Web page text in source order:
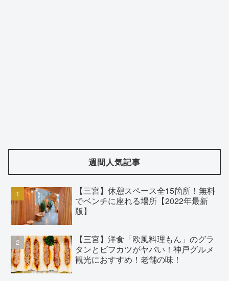
週間人気記事
【三宮】休憩スペース全15箇所！無料
でベンチに座れる場所【2022年最新
版】
【三宮】洋食「欧風料理もん」のグラ
タンとビフカツがヤバい！神戸グルメ
観光におすすめ！老舗の味！